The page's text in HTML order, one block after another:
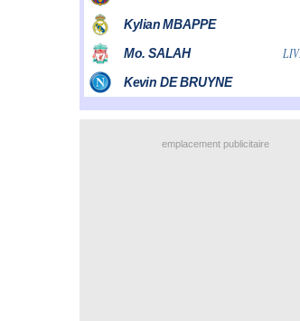
emplacement publicitaire